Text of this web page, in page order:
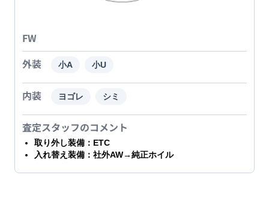
FW
外装
小A 小U
内装 ヨゴレ シミ
査定スタッフのコメント
取り外し装備：ETC
入れ替え装備：社外AW→純正ホイル